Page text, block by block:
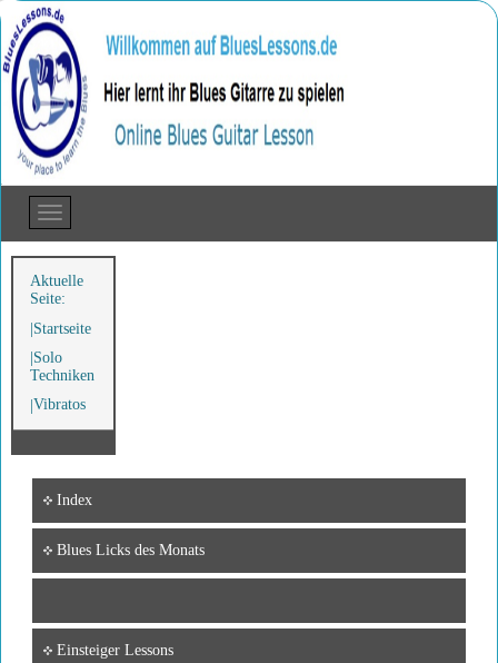
Aktuelle
Seite:
Startseite
Solo
Techniken
Vibratos
Index
Blues Licks des Monats
Einsteiger Lessons